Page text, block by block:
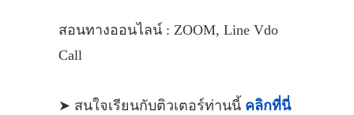
สอนทางออนไลน์ : ZOOM, Line Vdo
Call
➤ สนใจเรียนกับติวเตอร์ท่านนี้ คลิกที่นี่